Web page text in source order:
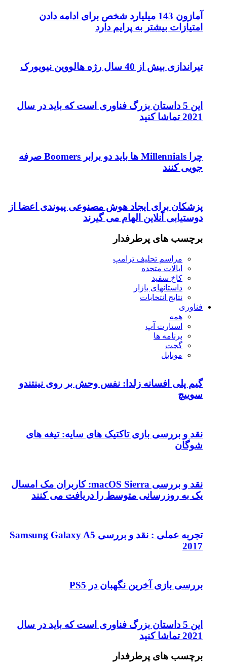
آمازون 143 میلیارد شخص برای ادامه دادن
امتیازات بیشتر به پرایم دارد
تیراندازی بیش از 40 سال رژه هالووین نیویورک
این 5 داستان بزرگ فناوری است که باید در سال
2021 تماشا کنید
چرا Millennials ها باید دو برابر Boomers صرفه
جویی کنند
پزشکان برای ایجاد هوش مصنوعی پیوندی اعضا از
دوستیابی آنلاین الهام می گیرند
برچسب های پرطرفدار
مراسم تحلیف ترامپ
ایالات متحده
کاخ سفید
داستانهای بازار
نتایج انتخابات
فناوری
همه
استارت آپ
برنامه ها
گجت
موبایل
گیم پلی افسانه زلدا: نفس وحش بر روی نینتندو
سوییچ
نقد و بررسی بازی تاکتیک های سایه: تیغه های
شوگان
نقد و بررسی macOS Sierra: کاربران مک امسال
یک به روزرسانی متوسط را دریافت می کنند
تجربه عملی : نقد و بررسی Samsung Galaxy A5
2017
بررسی بازی آخرین نگهبان در PS5
این 5 داستان بزرگ فناوری است که باید در سال
2021 تماشا کنید
برچسب های پرطرفدار